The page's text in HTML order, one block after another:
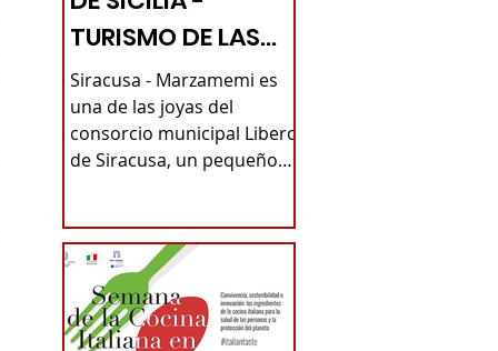
TURISMO DE LAS
RAÍCES
Siracusa - Marzamemi es
una de las joyas del
consorcio municipal Libero
de Siracusa, un pequeño